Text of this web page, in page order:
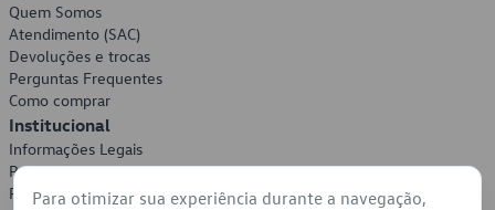
Quem Somos
Atendimento (SAC)
Devoluções e trocas
Perguntas Frequentes
Como comprar
Institucional
Informações Legais
Política de Privacidade
Política de Cookies
Para otimizar sua experiência durante a navegação,